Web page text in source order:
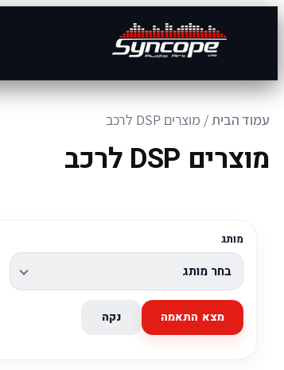
עמוד הבית / מוצרים DSP לרכב
מוצרים DSP לרכב
מותג
מצא התאמה נקה